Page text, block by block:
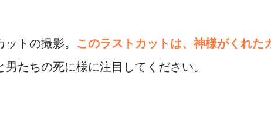
トの撮影。 このラストカットは、神様がくれた
たちの死に様に注目してください。